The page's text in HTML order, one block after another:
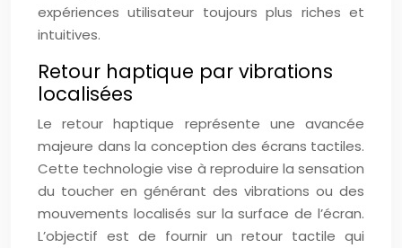
expériences utilisateur toujours plus riches et
intuitives.
Retour haptique par vibrations
localisées
Le retour haptique représente une avancée
majeure dans la conception des écrans tactiles.
Cette technologie vise à reproduire la sensation
du toucher en générant des vibrations ou des
mouvements localisés sur la surface de l’écran.
L’objectif est de fournir un retour tactile qui